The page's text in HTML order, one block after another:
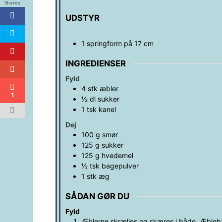
UDSTYR
1 springform på 17 cm
INGREDIENSER
Fyld
4 stk æbler
½ dl sukker
1 tsk kanel
Dej
100 g smør
125 g sukker
125 g hvedemel
½ tsk bagepulver
1 stk æg
SÅDAN GØR DU
Fyld
Shares
1